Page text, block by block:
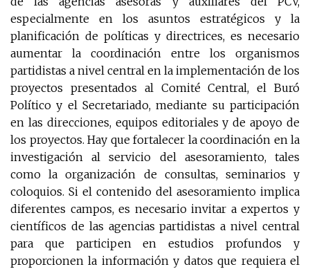
especialmente en los asuntos estratégicos y la
planificación de políticas y directrices, es necesario
aumentar la coordinación entre los organismos
partidistas a nivel central en la implementación de los
proyectos presentados al Comité Central, el Buró
Político y el Secretariado, mediante su participación
en las direcciones, equipos editoriales y de apoyo de
los proyectos. Hay que fortalecer la coordinación en la
investigación al servicio del asesoramiento, tales
como la organización de consultas, seminarios y
coloquios. Si el contenido del asesoramiento implica
diferentes campos, es necesario invitar a expertos y
científicos de las agencias partidistas a nivel central
para que participen en estudios profundos y
proporcionen la información y datos que requiera el